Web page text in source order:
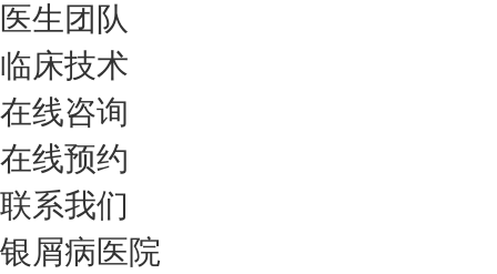
医生团队
临床技术
在线咨询
在线预约
联系我们
银屑病医院